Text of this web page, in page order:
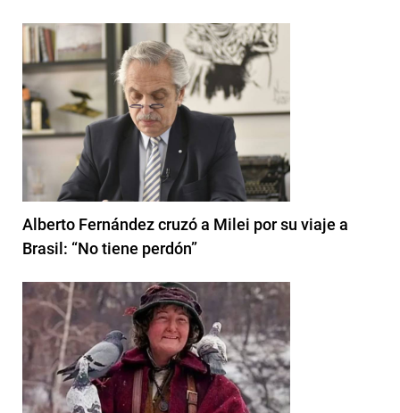
Alberto Fernández cruzó a Milei por su viaje a
Brasil: “No tiene perdón”